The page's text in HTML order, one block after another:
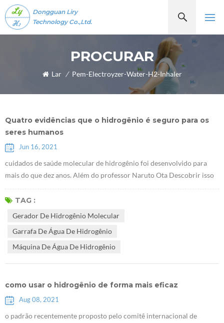
Dongguan Liry
Technology Co.,Ltd.
PROCURAR
Lar / Pem-Electroyzer-Water-H2-Inhaler
Quatro evidências que o hidrogênio é seguro para os
seres humanos
Jun 16, 2021
cuidados de saúde molecular de hidrogênio foi desenvolvido para
mais do que dez anos. Além do professor Naruto Ota Descobrir isso
moléculas de hidrogênioTer propriedades antioxidantes seletivas em
2007, alguns estudiosos descobriram recentemente que o hidrogênio
resultados ...
TAG :
Gerador De Hidrogênio Molecular
Garrafa De Água De Hidrogênio
Máquina De Água De Hidrogênio
como usar o hidrogênio de forma mais eficaz
Aug 08, 2021
o padrão recentemente proposto pelo comitê internacional de